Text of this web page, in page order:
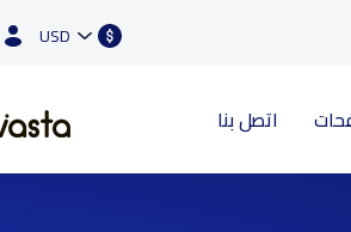
USD
اتصل بنا